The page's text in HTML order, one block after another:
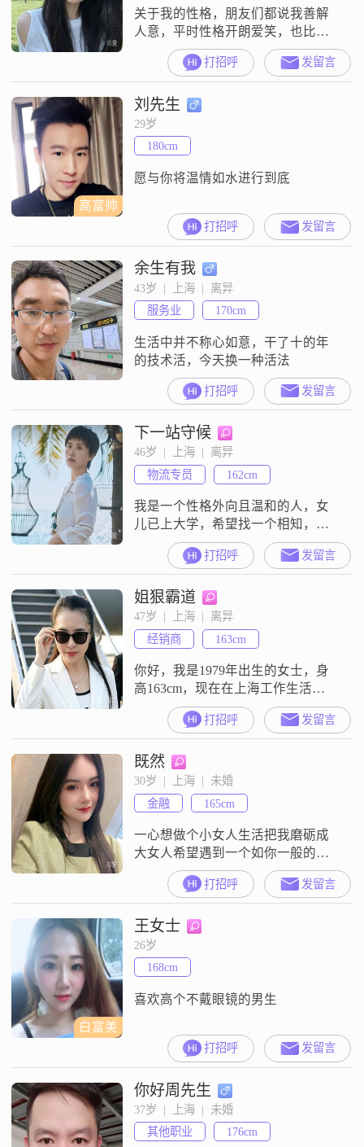
关于我的性格，朋友们都说我善解
人意，平时性格开朗爱笑，也比较
乐观积极##3002##我可以算是独立
自信的那种人，但内心其实也有细
腻敏感的一面##3002##平时待人接
物比较随和，容易相处，最重要的
是我觉得自己是个真诚可靠的人
##3002##在生活里，我比较温柔体
贴，很注重生活品质##3002##空闲
的时候，我喜欢研究美
打招呼 发留言
高富帅
刘先生
29岁
180cm
愿与你将温情如水进行到底
打招呼 发留言
余生有我
43岁  |  上海  |  离异
服务业
170cm
生活中并不称心如意，干了十的年
的技术活，今天换一种活法
打招呼 发留言
下一站守候
46岁  |  上海  |  离异
物流专员
162cm
我是一个性格外向且温和的人，女
儿已上大学，希望找一个相知，相
伴，相惜的人为伴，非诚勿扰！
打招呼 发留言
姐狠霸道
47岁  |  上海  |  离异
经销商
163cm
你好，我是1979年出生的女士，身
高163cm，现在在上海工作生活
##3002##我的月收入在5001到8000
元之间，学历是高中及以下
##3002##关于我的性格和生活态
度，我是一个独立自信的人，同时
也热爱生活##3002##在事业方面，
我有自己的追求，希望能在工作中
取得成就##3002##平时我也喜欢研
究旅行攻略，
打招呼 发留言
既然
30岁  |  上海  |  未婚
金融
165cm
一心想做个小女人生活把我磨砺成
大女人希望遇到一个如你一般的人
做你的小女人?
打招呼 发留言
白富美
王女士
26岁
168cm
喜欢高个不戴眼镜的男生
打招呼 发留言
你好周先生
37岁  |  上海  |  未婚
其他职业
176cm